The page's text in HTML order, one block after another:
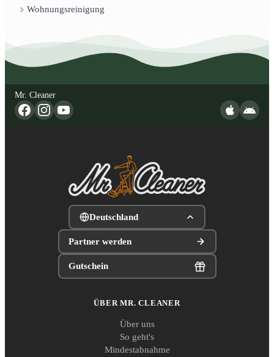
Wohnungsreinigung
Mr. Cleaner
Deutschland
Partner werden
Gutschein
ÜBER MR. CLEANER
Über uns
So geht's
Mindestabnahme